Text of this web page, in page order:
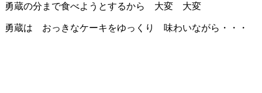
勇蔵の分まで食べようとするから 大変 大変
勇蔵は おっきなケーキ をゆっくり 味わいながら・・・